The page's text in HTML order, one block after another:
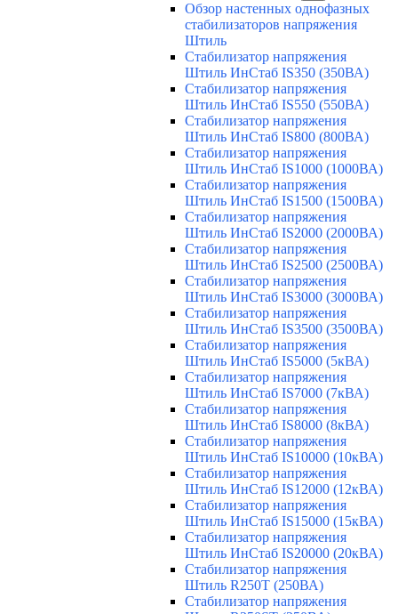
Обзор настенных однофазных
стабилизаторов напряжения
Штиль
Стабилизатор напряжения
Штиль ИнСтаб IS350 (350ВА)
Стабилизатор напряжения
Штиль ИнСтаб IS550 (550ВА)
Стабилизатор напряжения
Штиль ИнСтаб IS800 (800ВА)
Стабилизатор напряжения
Штиль ИнСтаб IS1000 (1000ВА)
Стабилизатор напряжения
Штиль ИнСтаб IS1500 (1500ВА)
Стабилизатор напряжения
Штиль ИнСтаб IS2000 (2000ВА)
Стабилизатор напряжения
Штиль ИнСтаб IS2500 (2500ВА)
Стабилизатор напряжения
Штиль ИнСтаб IS3000 (3000ВА)
Стабилизатор напряжения
Штиль ИнСтаб IS3500 (3500ВА)
Стабилизатор напряжения
Штиль ИнСтаб IS5000 (5кВА)
Стабилизатор напряжения
Штиль ИнСтаб IS7000 (7кВА)
Стабилизатор напряжения
Штиль ИнСтаб IS8000 (8кВА)
Стабилизатор напряжения
Штиль ИнСтаб IS10000 (10кВА)
Стабилизатор напряжения
Штиль ИнСтаб IS12000 (12кВА)
Стабилизатор напряжения
Штиль ИнСтаб IS15000 (15кВА)
Стабилизатор напряжения
Штиль ИнСтаб IS20000 (20кВА)
Стабилизатор напряжения
Штиль R250T (250ВА)
Стабилизатор напряжения